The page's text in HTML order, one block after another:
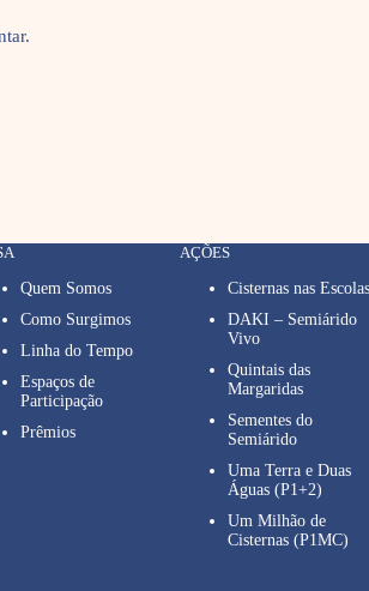
Quem Somos
Como Surgimos
Linha do Tempo
Espaços de
Participação
Prêmios
AÇÕES
Cisternas nas Escolas
DAKI – Semiárido
Vivo
Quintais das
Margaridas
Sementes do
Semiárido
Uma Terra e Duas
Águas (P1+2)
Um Milhão de
Cisternas (P1MC)